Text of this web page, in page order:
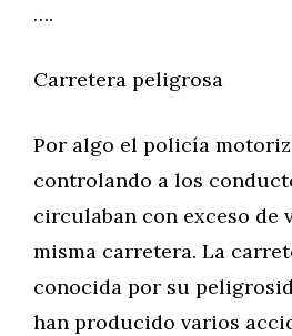
….
Carretera peligrosa
Por algo el policía
controlando a los
circulaban con exceso de
misma carretera. La
conocida por su
han producido varios